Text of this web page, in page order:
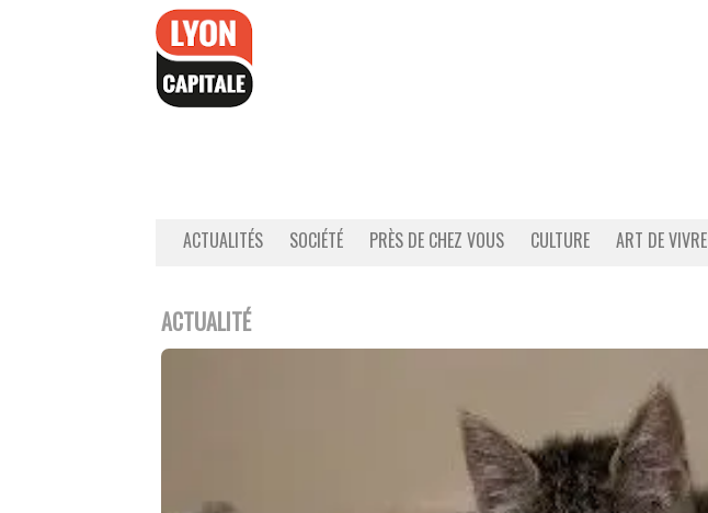
ACTUALITÉS SOCIÉTÉ PRÈS DE CHEZ VOUS CULTURE ART DE VIVRE
ACTUALITÉ